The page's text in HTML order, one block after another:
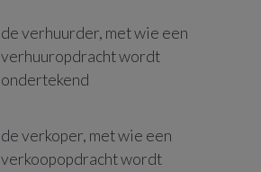
de verhuurder, met wie een
verhuuropdracht wordt
ondertekend
de verkoper, met wie een
verkoopopdracht wordt